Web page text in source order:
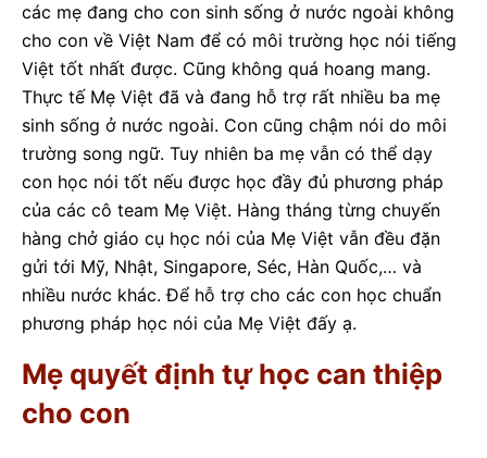
các mẹ đang cho con sinh sống ở nước ngoài không
cho con về Việt Nam để có môi trường học nói tiếng
Việt tốt nhất được. Cũng không quá hoang mang.
Thực tế Mẹ Việt đã và đang hỗ trợ rất nhiều ba mẹ
sinh sống ở nước ngoài. Con cũng chậm nói do môi
trường song ngữ. Tuy nhiên ba mẹ vẫn có thể dạy
con học nói tốt nếu được học đầy đủ phương pháp
của các cô team Mẹ Việt. Hàng tháng từng chuyến
hàng chở giáo cụ học nói của Mẹ Việt vẫn đều đặn
gửi tới Mỹ, Nhật, Singapore, Séc, Hàn Quốc,… và
nhiều nước khác. Để hỗ trợ cho các con học chuẩn
phương pháp học nói của Mẹ Việt đấy ạ.
Mẹ quyết định tự học can thiệp
cho con